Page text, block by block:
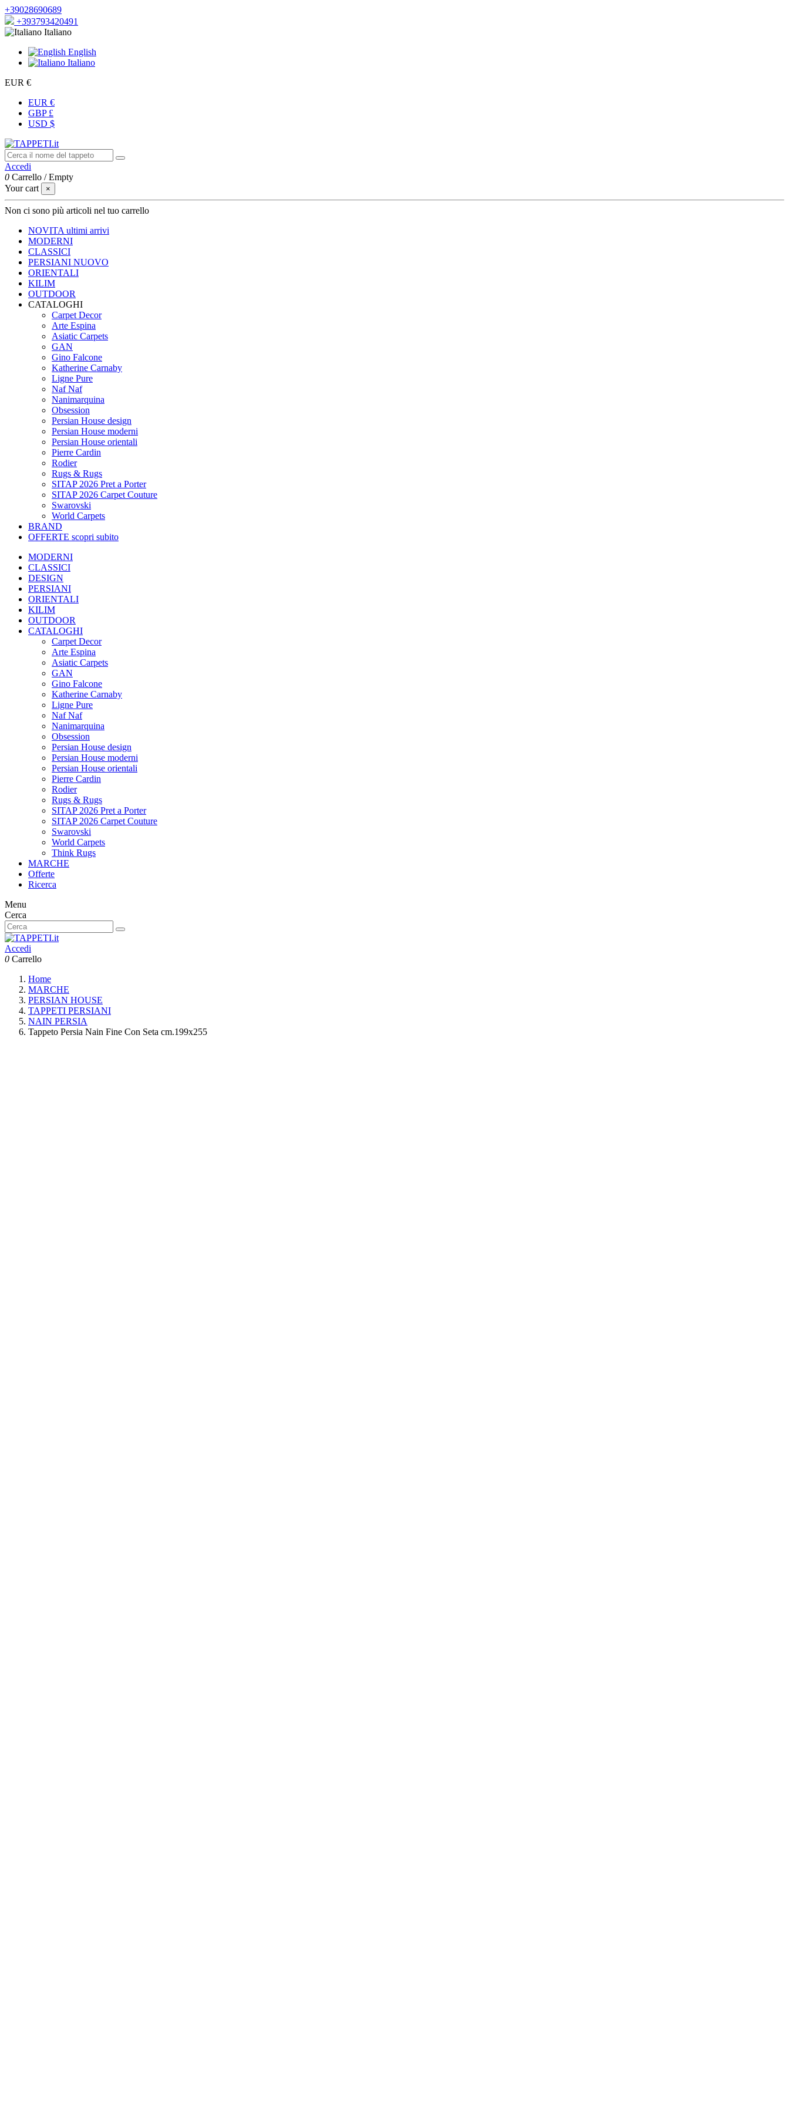
+39028690689
+393793420491
Italiano
English
Italiano
EUR €
EUR €
GBP £
USD $
Accedi
0 Carrello /Empty
Your cart
×
Non ci sono più articoli nel tuo carrello
NOVITA ultimi arrivi
MODERNI
CLASSICI
PERSIANI NUOVO
ORIENTALI
KILIM
OUTDOOR
CATALOGHI
Carpet Decor
Arte Espina
Asiatic Carpets
GAN
Gino Falcone
Katherine Carnaby
Ligne Pure
Naf Naf
Nanimarquina
Obsession
Persian House design
Persian House moderni
Persian House orientali
Pierre Cardin
Rodier
Rugs & Rugs
SITAP 2026 Pret a Porter
SITAP 2026 Carpet Couture
Swarovski
World Carpets
BRAND
OFFERTE scopri subito
MODERNI
CLASSICI
DESIGN
PERSIANI
ORIENTALI
KILIM
OUTDOOR
CATALOGHI
Carpet Decor
Arte Espina
Asiatic Carpets
GAN
Gino Falcone
Katherine Carnaby
Ligne Pure
Naf Naf
Nanimarquina
Obsession
Persian House design
Persian House moderni
Persian House orientali
Pierre Cardin
Rodier
Rugs & Rugs
SITAP 2026 Pret a Porter
SITAP 2026 Carpet Couture
Swarovski
World Carpets
Think Rugs
MARCHE
Offerte
Ricerca
Menu
Cerca
Accedi
0 Carrello
Home
MARCHE
PERSIAN HOUSE
TAPPETI PERSIANI
NAIN PERSIA
Tappeto Persia Nain Fine Con Seta cm.199x255